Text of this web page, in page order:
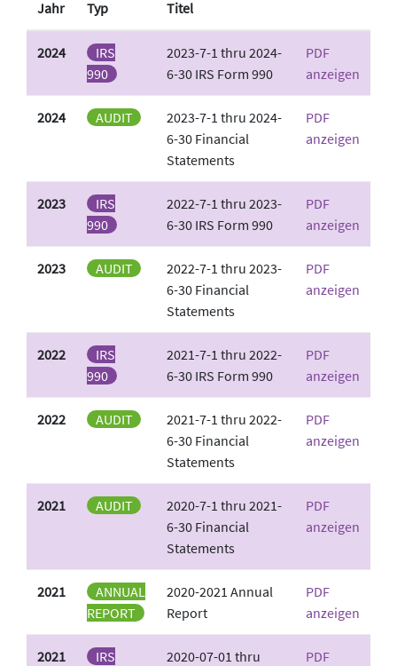
Jahr Typ Titel
2024
IRS
990
2023-7-1 thru 2024-
6-30 IRS Form 990
PDF
anzeigen
2024 AUDIT
2023-7-1 thru 2024-
6-30 Financial
Statements
PDF
anzeigen
2023
IRS
990
2022-7-1 thru 2023-
6-30 IRS Form 990
PDF
anzeigen
2023 AUDIT
2022-7-1 thru 2023-
6-30 Financial
Statements
PDF
anzeigen
2022
IRS
990
2021-7-1 thru 2022-
6-30 IRS Form 990
PDF
anzeigen
2022 AUDIT
2021-7-1 thru 2022-
6-30 Financial
Statements
PDF
anzeigen
2021 AUDIT
2020-7-1 thru 2021-
6-30 Financial
Statements
PDF
anzeigen
2021
ANNUAL
REPORT
2020-2021 Annual
Report
PDF
anzeigen
2021
IRS
2020-07-01 thru
PDF